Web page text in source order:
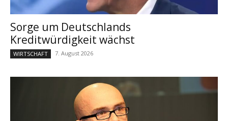
Sorge um Deutschlands
Kreditwürdigkeit wächst
WIRTSCHAFT 7. August 2026